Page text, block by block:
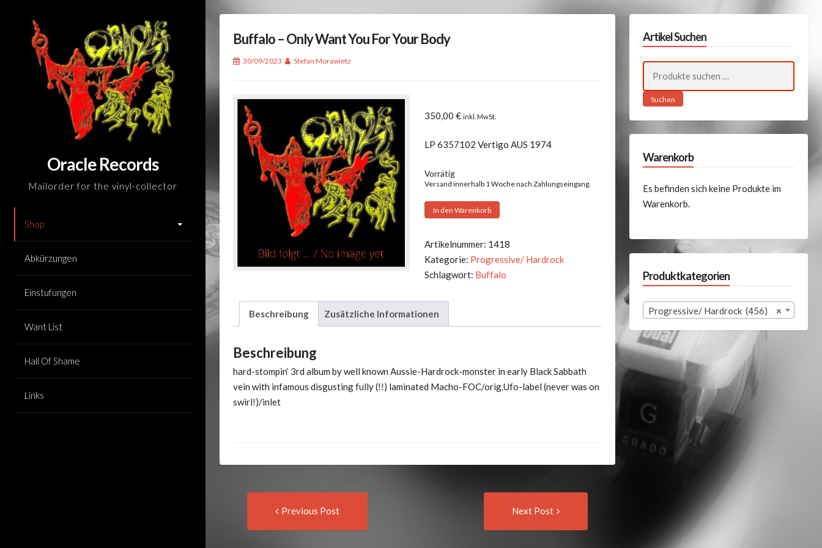
content
Oracle Records
Mailorder for the vinyl-collector
Shop
Abkürzungen
Einstufungen
Want List
Hall Of Shame
Links
Buffalo – Only Want You For Your Body
30/09/2023 Stefan Morawietz
350,00€ inkl. MwSt.
LP 6357102 Vertigo AUS 1974
Vorrätig
Versand innerhalb 1 Woche nach Zahlungseingang.
Buffalo
Only
Want
You
Your
Body
Menge
In den Warenkorb
Artikelnummer: 1418
Kategorie: Progressive/ Hardrock
Schlagwort: Buffalo
Beschreibung Zusätzliche Informationen
Beschreibung
hard-stompin‘ 3rd album by well known Aussie-Hardrock-monster in early Black Sabbath
vein with infamous disgusting fully (!!) laminated Macho-FOC/orig.Ufo-label (never was on
swirl!)/inlet
Post
navigation
Previous Post Next Post
Artikel Suchen
nach:
Suchen
Warenkorb
Es befinden sich keine Produkte im
Warenkorb.
Produktkategorien
×
Progressive/ Hardrock (456)